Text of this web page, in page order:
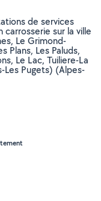
de services
sur la ville
Le Grimond-
Plans, Les Paluds,
Le Lac, Tuiliere-La
Les Pugets) (Alpes-